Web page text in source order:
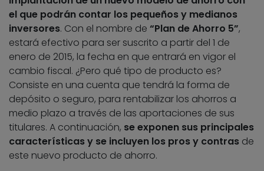
el que podrán contar los pequeños y medianos
inversores. Con el nombre de “Plan de Ahorro 5”,
estará efectivo para ser suscrito a partir del 1 de
enero de 2015, la fecha en que entrará en vigor el
cambio fiscal. ¿Pero qué tipo de producto es?
Consiste en una cuenta que tendrá la forma de
depósito o seguro, para rentabilizar los ahorros a
medio plazo a través de las aportaciones de sus
titulares. A continuación, se exponen sus principales
características y se incluyen los pros y contras de
este nuevo producto de ahorro.